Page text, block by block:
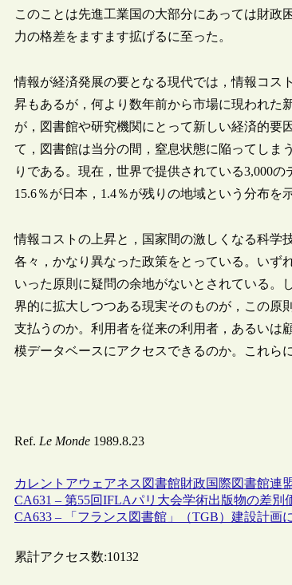
このことは先進工業国の大部分にあっては財政
力の格差をますます拡げるに至った。
情報が経済発展の要となる現代では，情報コス
昇もあるが，何より数年前から市場に現われた
が，図書館や研究機関にとって新しい経済的要
て，図書館は当分の間，窒息状態に陥ってしま
りである。現在，世界で提供されている3,000
15.6％が日本，1.4％が残りの地域という分布を示
情報コストの上昇と，国家間の激しくなる科学
各々，かなり異なった政策をとっている。いず
いった原則に疑問の余地がないとされている。
界的に拡大しつつある現実そのものが，この原
支払うのか。利用者を従来の利用者，あるいは
模データベースにアクセスできるのか。これら
Ref. Le Monde 1989.8.23
カレントアウェアネス 図書館財政国際図書館連
CA631 – 第55回IFLAパリ大会学術出版物の差別
CA633 – 「フランス図書館」（TGB）建設計画
累計アクセス数:10132